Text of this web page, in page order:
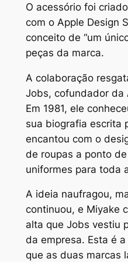
O acessório foi
com o Apple Design
conceito de “um
peças da marca.
A colaboração
Jobs, cofundador da
Em 1981, ele
sua biografia escrita
encantou com o
de roupas a ponto
uniformes para toda
A ideia naufragou,
continuou, e Miyake
alta que Jobs vestiu
da empresa. Esta é
que as duas marcas